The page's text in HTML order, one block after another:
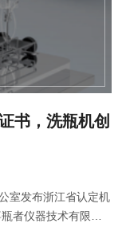
书，洗瓶机创
室发布浙江省认定机
者仪器技术有限公